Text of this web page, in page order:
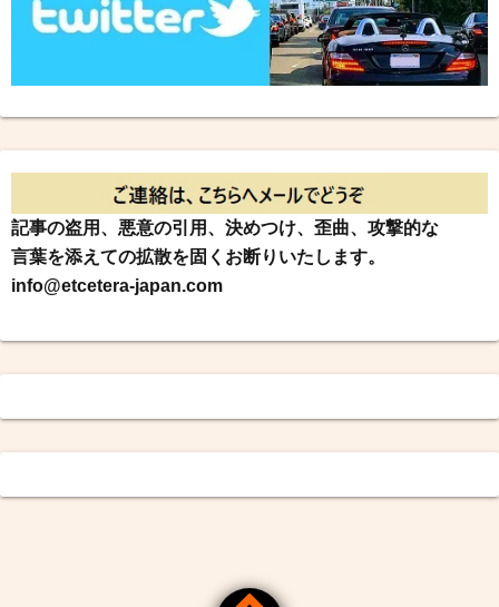
記事の盗用、悪意の引用、決めつけ、歪曲、攻撃的な
言葉を添えての拡散を固くお断りいたします。
info@etcetera-japan.com